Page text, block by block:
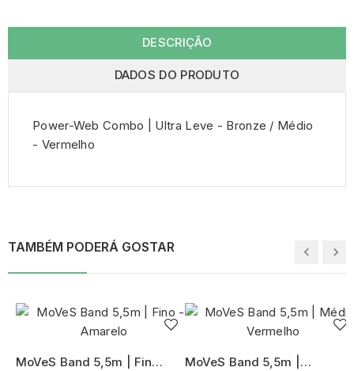
DESCRIÇÃO
DADOS DO PRODUTO
Power-Web Combo | Ultra Leve - Bronze / Médio
- Vermelho
TAMBÉM PODERÁ GOSTAR
MoVeS Band 5,5m | Fino -
MoVeS Band 5,5m |